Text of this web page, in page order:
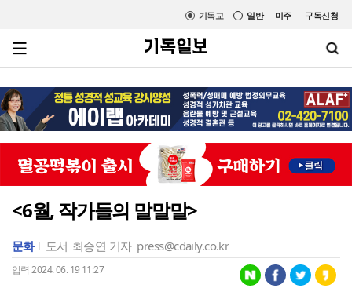
미주 구독신청
일반
기독교
<6월, 작가들의 말말말>
문화 도서 최승연 기자 press@cdaily.co.kr
입력 2024. 06. 19 11:27